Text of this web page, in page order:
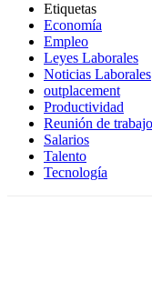
Etiquetas
Economía
Empleo
Leyes Laborales
Noticias Laborales
outplacement
Productividad
Reunión de trabajo
Salarios
Talento
Tecnología